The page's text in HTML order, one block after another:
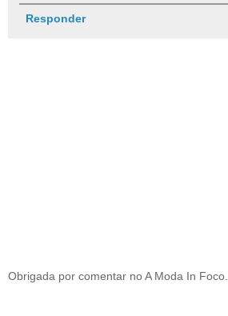
Responder
Obrigada por comentar no A Moda In Foco.